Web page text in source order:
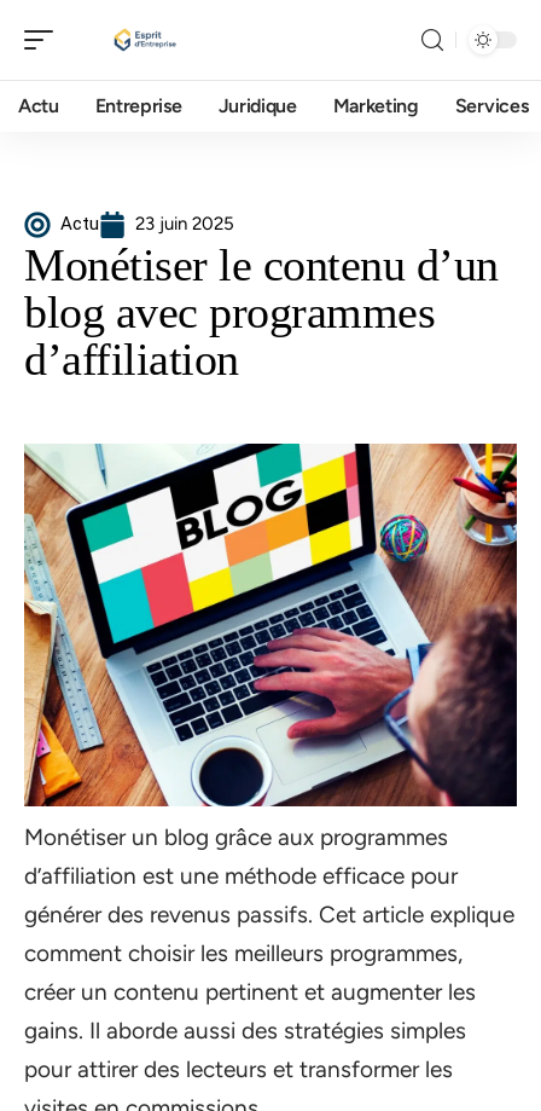
Actu Entreprise Juridique Marketing Services
Actu 23 juin 2025
Monétiser le contenu d’un
blog avec programmes
d’affiliation
Monétiser un blog grâce aux programmes
d’affiliation est une méthode efficace pour
générer des revenus passifs. Cet article explique
comment choisir les meilleurs programmes,
créer un contenu pertinent et augmenter les
gains. Il aborde aussi des stratégies simples
pour attirer des lecteurs et transformer les